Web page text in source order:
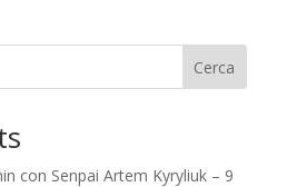
Cerca
con Senpai Artem Kyryliuk – 9